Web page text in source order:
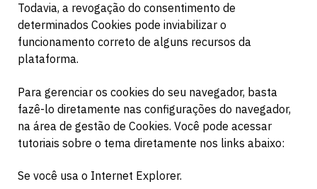
Todavia, a revogação do consentimento de
determinados Cookies pode inviabilizar o
funcionamento correto de alguns recursos da
plataforma.
Para gerenciar os cookies do seu navegador, basta
fazê-lo diretamente nas configurações do navegador,
na área de gestão de Cookies. Você pode acessar
tutoriais sobre o tema diretamente nos links abaixo:
Se você usa o Internet Explorer.